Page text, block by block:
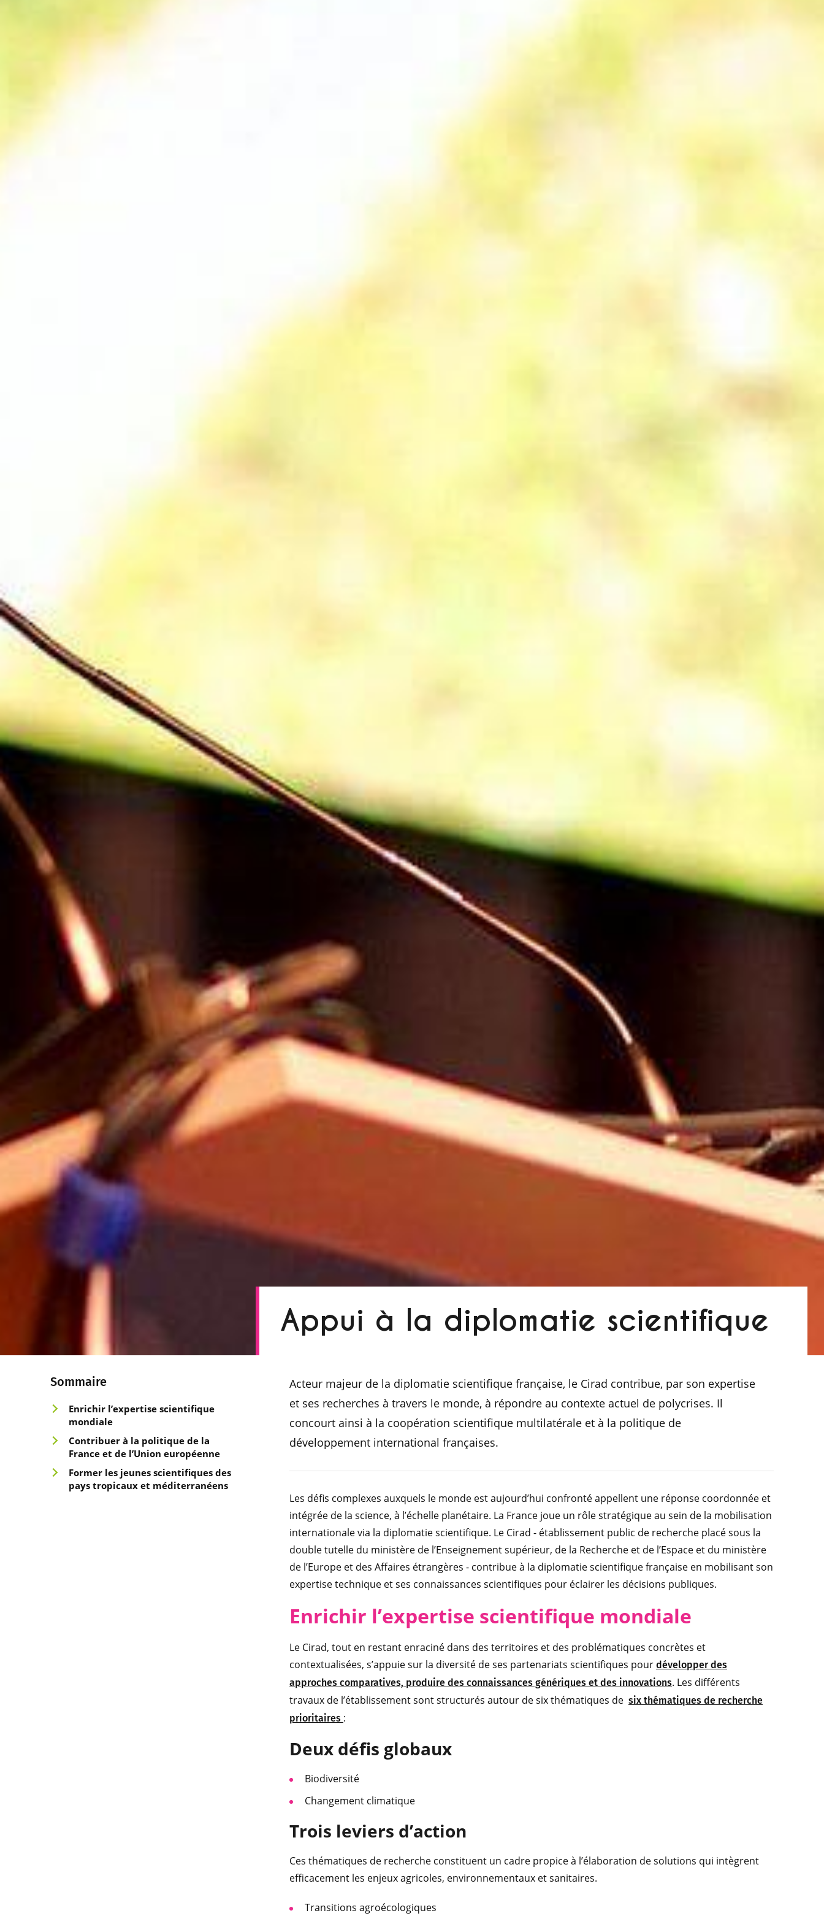
Appui à la diplomatie scientifique
Sommaire
Enrichir l’expertise scientifique
mondiale
Contribuer à la politique de la
France et de l’Union européenne
Former les jeunes scientifiques des
pays tropicaux et méditerranéens
Acteur majeur de la diplomatie scientifique française, le Cirad contribue, par son expertise
et ses recherches à travers le monde, à répondre au contexte actuel de polycrises. Il
concourt ainsi à la coopération scientifique multilatérale et à la politique de
développement international françaises.
Les défis complexes auxquels le monde est aujourd’hui confronté appellent une réponse coordonnée et
intégrée de la science, à l’échelle planétaire. La France joue un rôle stratégique au sein de la mobilisation
internationale via la diplomatie scientifique. Le Cirad - établissement public de recherche placé sous la
double tutelle du ministère de l’Enseignement supérieur, de la Recherche et de l’Espace et du ministère
de l’Europe et des Affaires étrangères - contribue à la diplomatie scientifique française en mobilisant son
expertise technique et ses connaissances scientifiques pour éclairer les décisions publiques.
Enrichir l’expertise scientifique mondiale
Le Cirad, tout en restant enraciné dans des territoires et des problématiques concrètes et
contextualisées, s’appuie sur la diversité de ses partenariats scientifiques pour développer des
approches comparatives, produire des connaissances génériques et des innovations. Les différents
travaux de l’établissement sont structurés autour de six thématiques de six thématiques de recherche
prioritaires :
Deux défis globaux
Biodiversité
Changement climatique
Trois leviers d’action
Ces thématiques de recherche constituent un cadre propice à l’élaboration de solutions qui intègrent
efficacement les enjeux agricoles, environnementaux et sanitaires.
Transitions agroécologiques